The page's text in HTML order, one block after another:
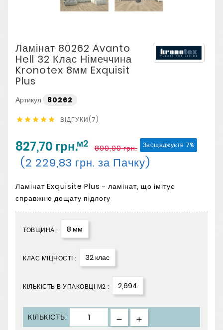
Ламінат 80262 Avanto
Hell 32 Клас Німеччина
Kronotex 8мм Exquisit
Plus
Артикул 80262
     ВІДГУКИ(7)
827,70 грн.м2 890,00 грн. Заощаджуєте 7%
(2 229,83 грн. за Пачку)
Ламінат Exquisite Plus - ламінат, що імітує
справжню дощату підлогу
ТОВЩИНА : 8 мм
КЛАС МІЦНОСТІ : 32 клас
КІЛЬКІСТЬ В УПАКОВЦІ М2 : 2,694
КІЛЬКІСТЬ: